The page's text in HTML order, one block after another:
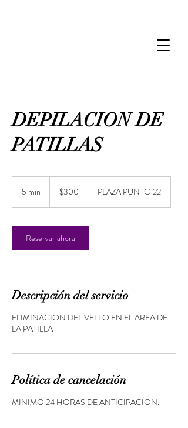
DEPILACION DE
PATILLAS
5 min
i
n
mexicanos
$300 PLAZA PUNTO 22
Reservar ahora
Descripción del servicio
ELIMINACION DEL VELLO EN EL AREA DE
LA PATILLA
Política de cancelación
MINIMO 24 HORAS DE ANTICIPACION.